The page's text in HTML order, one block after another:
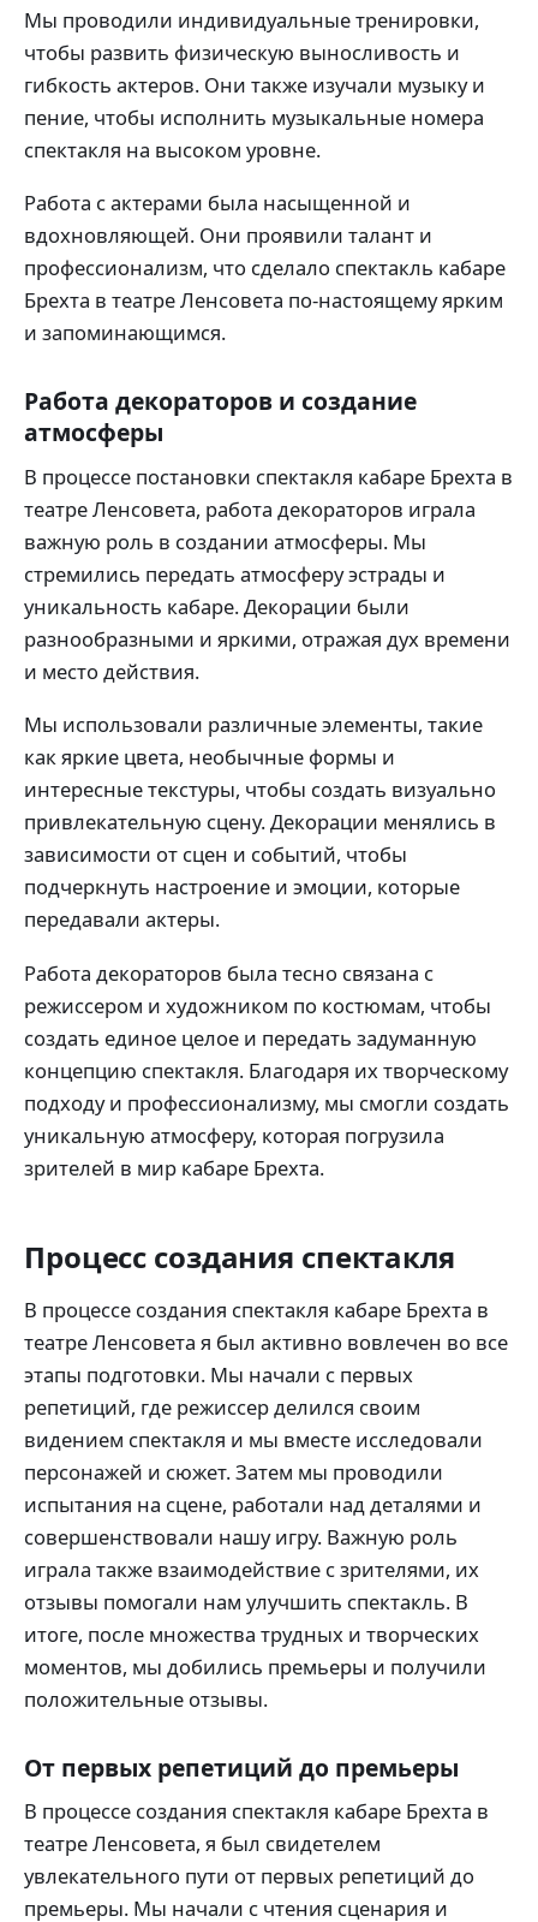
Мы проводили индивидуальные тренировки,
чтобы развить физическую выносливость и
гибкость актеров. Они также изучали музыку и
пение, чтобы исполнить музыкальные номера
спектакля на высоком уровне.
Работа с актерами была насыщенной и
вдохновляющей. Они проявили талант и
профессионализм, что сделало спектакль кабаре
Брехта в театре Ленсовета по-настоящему ярким
и запоминающимся.
Работа декораторов и создание
атмосферы
В процессе постановки спектакля кабаре Брехта в
театре Ленсовета, работа декораторов играла
важную роль в создании атмосферы. Мы
стремились передать атмосферу эстрады и
уникальность кабаре. Декорации были
разнообразными и яркими, отражая дух времени
и место действия.
Мы использовали различные элементы, такие
как яркие цвета, необычные формы и
интересные текстуры, чтобы создать визуально
привлекательную сцену. Декорации менялись в
зависимости от сцен и событий, чтобы
подчеркнуть настроение и эмоции, которые
передавали актеры.
Работа декораторов была тесно связана с
режиссером и художником по костюмам, чтобы
создать единое целое и передать задуманную
концепцию спектакля. Благодаря их творческому
подходу и профессионализму, мы смогли создать
уникальную атмосферу, которая погрузила
зрителей в мир кабаре Брехта.
Процесс создания спектакля
В процессе создания спектакля кабаре Брехта в
театре Ленсовета я был активно вовлечен во все
этапы подготовки. Мы начали с первых
репетиций, где режиссер делился своим
видением спектакля и мы вместе исследовали
персонажей и сюжет. Затем мы проводили
испытания на сцене, работали над деталями и
совершенствовали нашу игру. Важную роль
играла также взаимодействие с зрителями, их
отзывы помогали нам улучшить спектакль. В
итоге, после множества трудных и творческих
моментов, мы добились премьеры и получили
положительные отзывы.
От первых репетиций до премьеры
В процессе создания спектакля кабаре Брехта в
театре Ленсовета, я был свидетелем
увлекательного пути от первых репетиций до
премьеры. Мы начали с чтения сценария и